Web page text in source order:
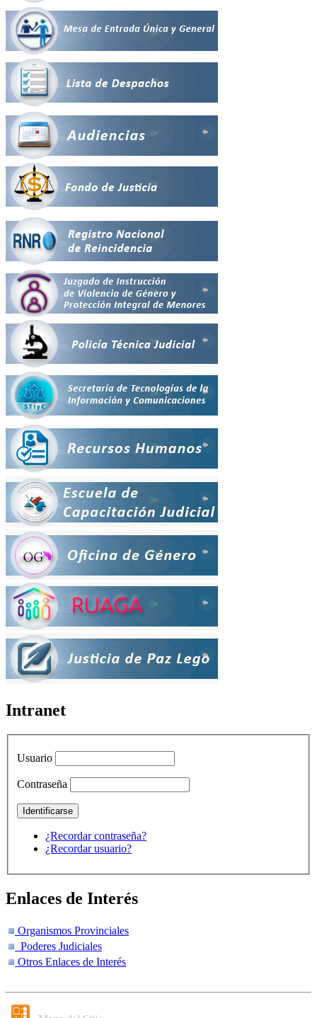
Intranet
Usuario
Contraseña
¿Recordar contraseña?
¿Recordar usuario?
Enlaces de Interés
Organismos Provinciales
Poderes Judiciales
Otros Enlaces de Interés